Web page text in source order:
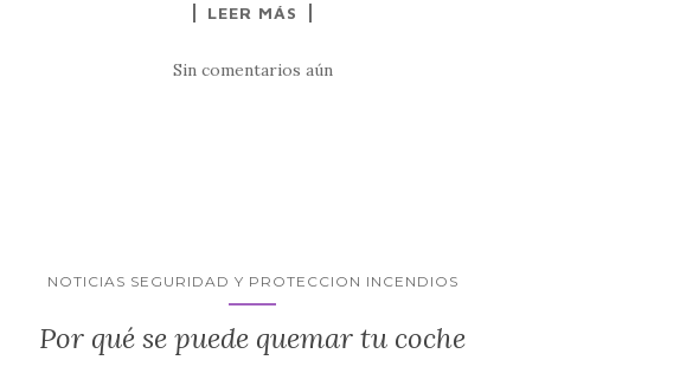
LEER MÁS
Sin comentarios aún
NOTICIAS SEGURIDAD Y PROTECCION INCENDIOS
Por qué se puede quemar tu coche